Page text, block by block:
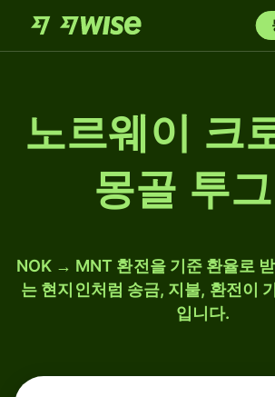
노르웨이 크
몽골 투
NOK → MNT 환전을 기준 환율로
는 현지인처럼 송금, 지불, 환전이
입니다.